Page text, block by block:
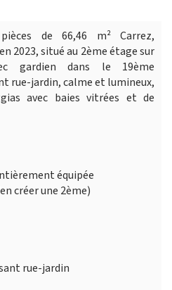
de 66,46 m² Carrez,
2023, situé au 2ème étage sur
gardien dans le 19ème
rue-jardin, calme et lumineux,
avec baies vitrées et de
équipée
créer une 2ème)
rue-jardin